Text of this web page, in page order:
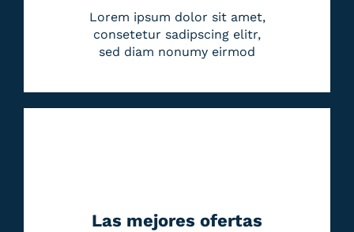
Lorem ipsum dolor sit amet,
consetetur sadipscing elitr,
sed diam nonumy eirmod
Las mejores ofertas